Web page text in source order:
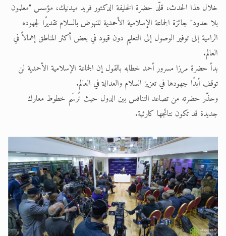
خلال هذا الحدث، قلّد حضرة الخليفة الدكتور فريد ميدنيك، مؤسس "معلمون
بلا حدود" جائزة الجماعة الإسلامية الأحمدية للنهوض بالسلام تقديرًا لجهوده
الرامية إلى توفير الوصول إلى التعليم دون قيود في بعض أكثر المناطق إهمالاً في
العالم.
بدأ حضرة مرزا مسرور أحمد خطابه بالقول إن الجماعة الإسلامية الأحمدية لن
توقف أبدًا جهودها في تعزيز السلام والعدالة في العالم.
وحذّر حضرته من تصاعد التنافس بين الدول حيث تُرسَم خطوط معارك
جديدة قد تكون نتائجها كارثية.